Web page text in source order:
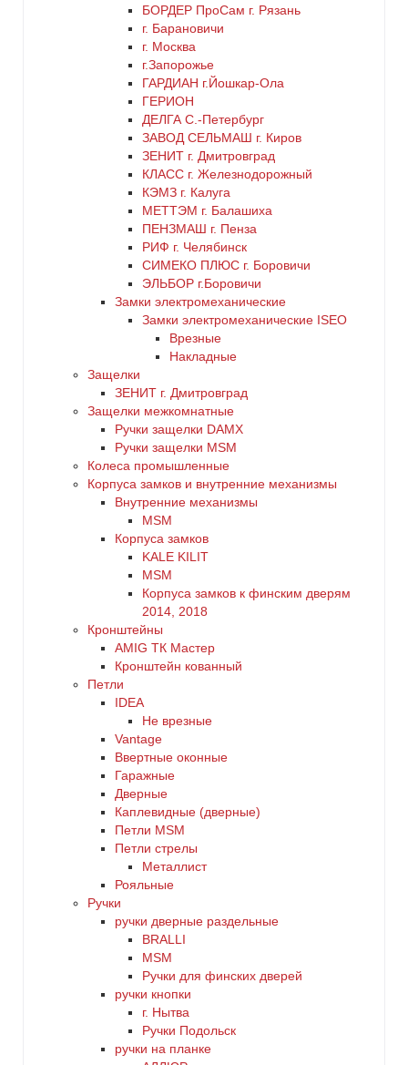
БОРДЕР ПроСам г. Рязань
г. Барановичи
г. Москва
г.Запорожье
ГАРДИАН г.Йошкар-Ола
ГЕРИОН
ДЕЛГА С.-Петербург
ЗАВОД СЕЛЬМАШ г. Киров
ЗЕНИТ г. Дмитровград
КЛАСС г. Железнодорожный
КЭМЗ г. Калуга
МЕТТЭМ г. Балашиха
ПЕНЗМАШ г. Пенза
РИФ г. Челябинск
СИМЕКО ПЛЮС г. Боровичи
ЭЛЬБОР г.Боровичи
Замки электромеханические
Замки электромеханические ISEO
Врезные
Накладные
Защелки
ЗЕНИТ г. Дмитровград
Защелки межкомнатные
Ручки защелки DAMX
Ручки защелки MSM
Колеса промышленные
Корпуса замков и внутренние механизмы
Внутренние механизмы
MSM
Корпуса замков
KALE KILIT
MSM
Корпуса замков к финским дверям
2014, 2018
Кронштейны
AMIG ТК Мастер
Кронштейн кованный
Петли
IDEA
Не врезные
Vantage
Ввертные оконные
Гаражные
Дверные
Каплевидные (дверные)
Петли MSM
Петли стрелы
Металлист
Рояльные
Ручки
ручки дверные раздельные
BRALLI
MSM
Ручки для финских дверей
ручки кнопки
г. Нытва
Ручки Подольск
ручки на планке